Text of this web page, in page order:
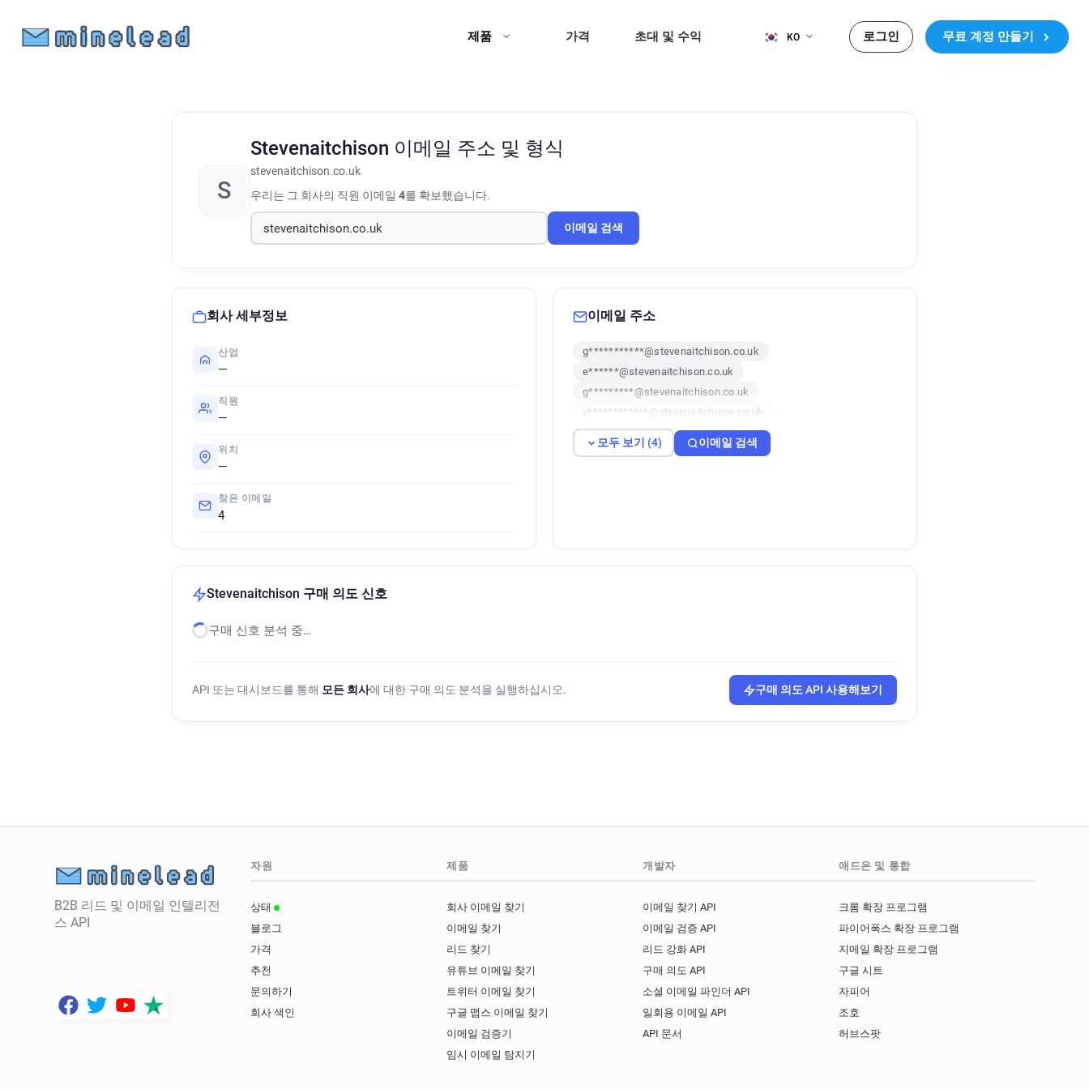
제품 가격 초대 및 수익 KO 로그인 무료 계정 만들기
S
Stevenaitchison 이메일 주소 및 형식
stevenaitchison.co.uk
우리는 그 회사의 직원 이메일 4를 확보했습니다.
이메일 검색
회사 세부정보
산업
—
직원
—
위치
—
찾은 이메일
4
이메일 주소
g***********@stevenaitchison.co.uk
e******@stevenaitchison.co.uk
g*********@stevenaitchison.co.uk
y************@stevenaitchison.co.uk
모두 보기 (4) 이메일 검색
Stevenaitchison 구매 의도 신호
구매 신호 분석 중…
API 또는 대시보드를 통해 모든 회사에 대한 구매 의도 분석을 실행하십시오. 구매 의도 API 사용해보기
B2B 리드 및 이메일 인텔리전
스 API
자원
상태
블로그
가격
추천
문의하기
회사 색인
제품
회사 이메일 찾기
이메일 찾기
리드 찾기
유튜브 이메일 찾기
트위터 이메일 찾기
구글 맵스 이메일 찾기
이메일 검증기
임시 이메일 탐지기
개발자
이메일 찾기 API
이메일 검증 API
리드 강화 API
구매 의도 API
소셜 이메일 파인더 API
일회용 이메일 API
API 문서
애드온 및 통합
크롬 확장 프로그램
파이어폭스 확장 프로그램
지메일 확장 프로그램
구글 시트
자피어
조호
허브스팟